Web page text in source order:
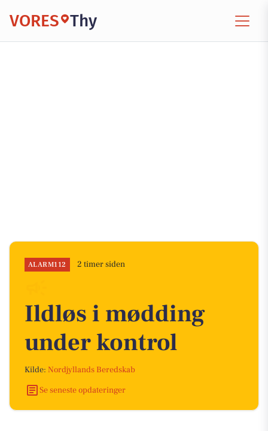
VORES Thy
ALARM112 2 timer siden
Ildløs i mødding
under kontrol
Kilde: Nordjyllands Beredskab
Se seneste opdateringer